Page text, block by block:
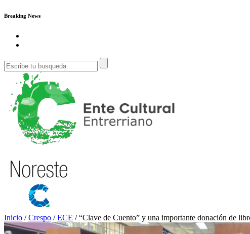
Breaking News
Inicio /Crespo /ECE /“Clave de Cuento” y una importante donación de